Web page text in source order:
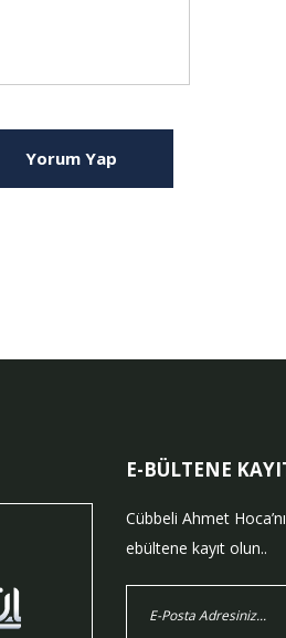
Yorum Yap
E-BÜLTENE
Cübbeli Ahmet
ebültene kayıt olun..